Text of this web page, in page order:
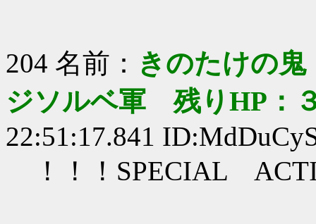
204 名前： きのたけの
ジソルベ軍 残りHP：
22:51:17.841
！！！SPECIAL